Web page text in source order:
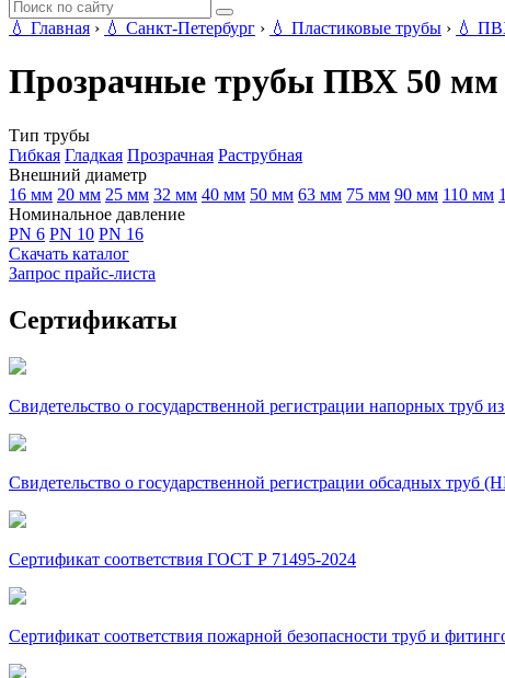
💧 Главная › 💧 Санкт-Петербург › 💧 Пластиковые трубы › 💧
Прозрачные трубы ПВХ 50 мм
Тип трубы
Гибкая Гладкая Прозрачная Раструбная
Внешний диаметр
16 мм 20 мм 25 мм 32 мм 40 мм 50 мм 63 мм 75 мм 90 мм 110 мм
Номинальное давление
PN 6 PN 10 PN 16
Скачать каталог
Запрос прайс-листа
Сертификаты
Свидетельство о государственной регистрации напорных
Свидетельство о государственной регистрации обсадных труб
Сертификат соответствия ГОСТ Р 71495-2024
Сертификат соответствия пожарной безопасности труб и